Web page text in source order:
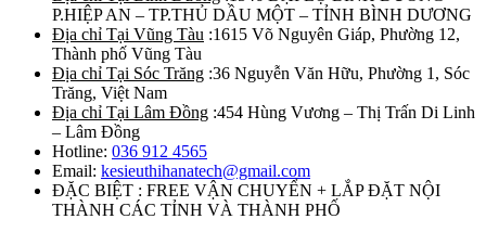
P.HIỆP AN – TP.THỦ DẦU MỘT – TỈNH BÌNH DƯƠNG
Địa chỉ Tại Vũng Tàu :1615 Võ Nguyên Giáp, Phường 12,
Thành phố Vũng Tàu
Địa chỉ Tại Sóc Trăng :36 Nguyễn Văn Hữu, Phường 1, Sóc
Trăng, Việt Nam
Địa chỉ Tại Lâm Đồng :454 Hùng Vương – Thị Trấn Di Linh
– Lâm Đồng
Hotline: 036 912 4565
Email: kesieuthihanatech@gmail.com
ĐẶC BIỆT : FREE VẬN CHUYỂN + LẮP ĐẶT NỘI
THÀNH CÁC TỈNH VÀ THÀNH PHỐ